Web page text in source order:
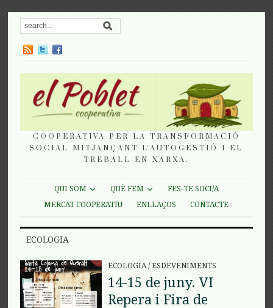
COOPERATIVA PER LA TRANSFORMACIÓ
SOCIAL MITJANÇANT L'AUTOGESTIÓ I EL
TREBALL EN XARXA.
QUI SOM QUÈ FEM
FES-TE SOCI/A
MERCAT COOPERATIU
ENLLAÇOS CONTACTE
ECOLOGIA
ECOLOGIA/ESDEVENIMENTS
14-15 de juny. VI
Repera i Fira de